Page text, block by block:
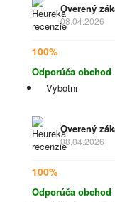
Overený
08.04.2026
100%
Odporúča obchod
Vybotnr
Overený
08.04.2026
100%
Odporúča obchod